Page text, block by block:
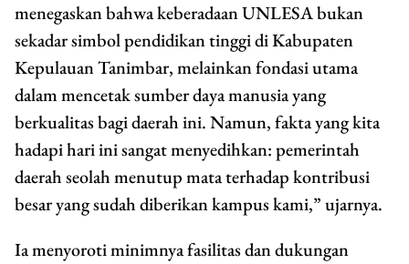
menegaskan bahwa keberadaan UNLESA bukan
sekadar simbol pendidikan tinggi di Kabupaten
Kepulauan Tanimbar, melainkan fondasi utama
dalam mencetak sumber daya manusia yang
berkualitas bagi daerah ini. Namun, fakta yang kita
hadapi hari ini sangat menyedihkan: pemerintah
daerah seolah menutup mata terhadap kontribusi
besar yang sudah diberikan kampus kami,” ujarnya.
Ia menyoroti minimnya fasilitas dan dukungan